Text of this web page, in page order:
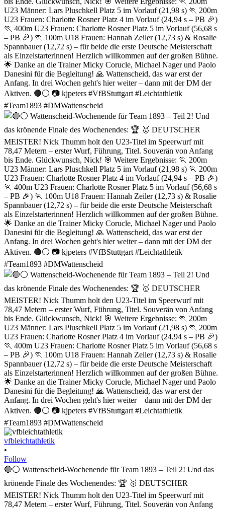
vfbleichtathletik
•
Follow
🔴⚪ Wattenscheid-Wochenende für Team 1893 – Teil 2! Und das
krönende Finale des Wochenendes: 🏆 🥇 DEUTSCHER
MEISTER! Nick Thumm holt den U23-Titel im Speerwurf mit
78,47 Metern – erster Wurf, Führung, Titel. Souverän von Anfang